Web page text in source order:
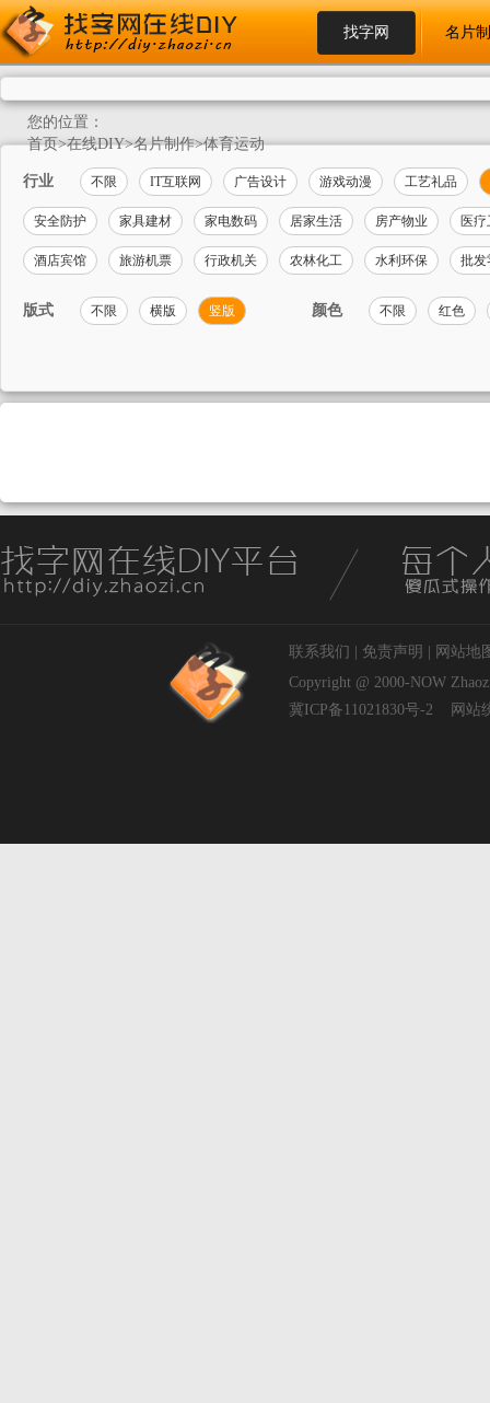
找字网 名片
您的位置：
首页>在线DIY>名片制作>体育运动
行业 不限 IT互联网 广告设计 游戏动漫 工艺礼品
安全防护 家具建材 家电数码 居家生活 房产物业 医
酒店宾馆 旅游机票 行政机关 农林化工 水利环保 批发
版式 不限 横版 竖版 颜色 不限 红色
联系我们 免责声明
网站地
Copyright @ 2000-NOW
冀ICP备11021830号-2
网站